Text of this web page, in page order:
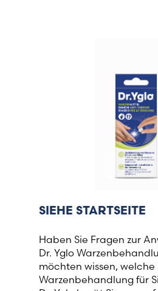
SIEHE STARTSEITE
Haben Sie Fragen zur
Dr. Yglo
möchten wissen, welche
Warzenbehandlung für